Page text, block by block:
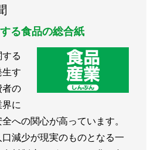
る食品の総合紙
る
す
者の
に
への関心が高っています。
減少が現実のものとなる一